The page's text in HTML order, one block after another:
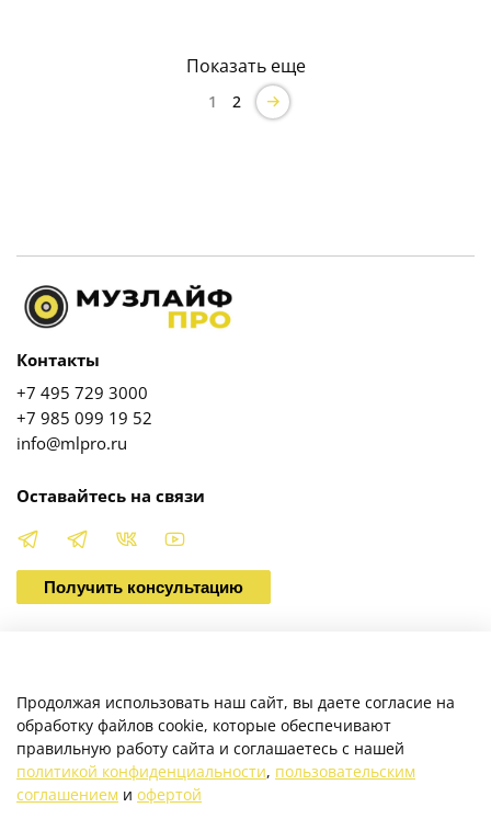
Показать еще
1 2
О магазине
Клиентам
Каталог
Контакты
+7 495 729 3000
+7 985 099 19 52
info@mlpro.ru
Оставайтесь на связи
Получить консультацию
Продолжая использовать наш сайт, вы даете согласие на
обработку файлов cookie, которые обеспечивают
правильную работу сайта и соглашаетесь с нашей
политикой конфиденциальности, пользовательским
соглашением и офертой